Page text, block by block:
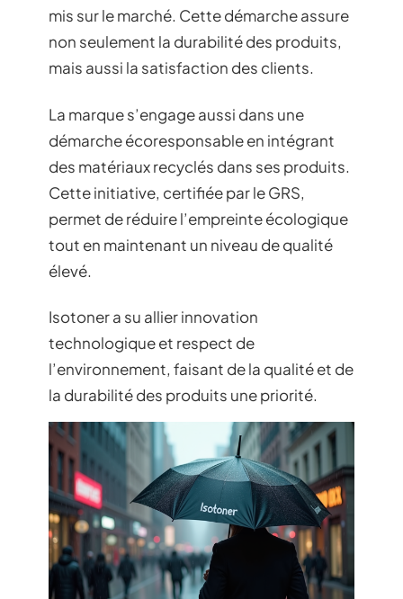
mis sur le marché. Cette démarche assure
non seulement la durabilité des produits,
mais aussi la satisfaction des clients.
La marque s’engage aussi dans une
démarche écoresponsable en intégrant
des matériaux recyclés dans ses produits.
Cette initiative, certifiée par le GRS,
permet de réduire l’empreinte écologique
tout en maintenant un niveau de qualité
élevé.
Isotoner a su allier innovation
technologique et respect de
l’environnement, faisant de la qualité et de
la durabilité des produits une priorité.